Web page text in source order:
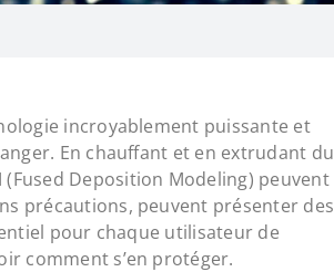
incroyablement puissante et
En chauffant et en extrudant du
Deposition Modeling) peuvent
précautions, peuvent présenter des
pour chaque utilisateur de
comment s’en protéger.